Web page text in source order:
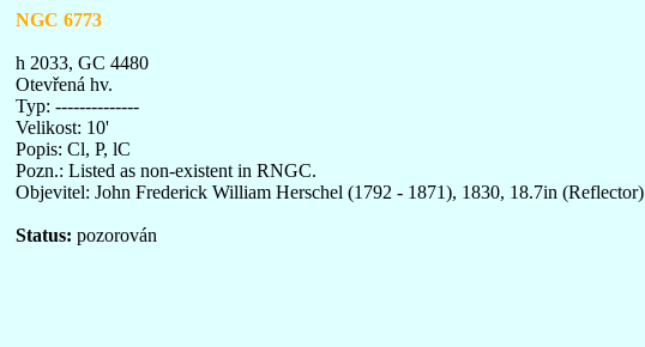
NGC 6773
h 2033, GC 4480
Otevřená hv.
Typ: --------------
Velikost: 10'
Popis: Cl, P, lC
Pozn.: Listed as non-existent in RNGC.
Objevitel: John Frederick William Herschel (1792 - 1871), 1830, 18.7in (Reflector)
Status: pozorován